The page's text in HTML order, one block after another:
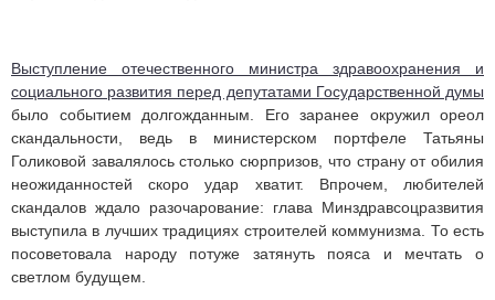
Выступление отечественного министра здравоохранения и
социального развития перед депутатами Государственной думы
было событием долгожданным. Его заранее окружил ореол
скандальности, ведь в министерском портфеле Татьяны
Голиковой завалялось столько сюрпризов, что страну от обилия
неожиданностей скоро удар хватит. Впрочем, любителей
скандалов ждало разочарование: глава Минздравсоцразвития
выступила в лучших традициях строителей коммунизма. То есть
посоветовала народу потуже затянуть пояса и мечтать о
светлом будущем.